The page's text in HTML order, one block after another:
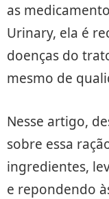
as
Urinary, ela é
doenças do
mesmo de
Nesse artigo,
sobre essa
ingredientes,
e repondendo